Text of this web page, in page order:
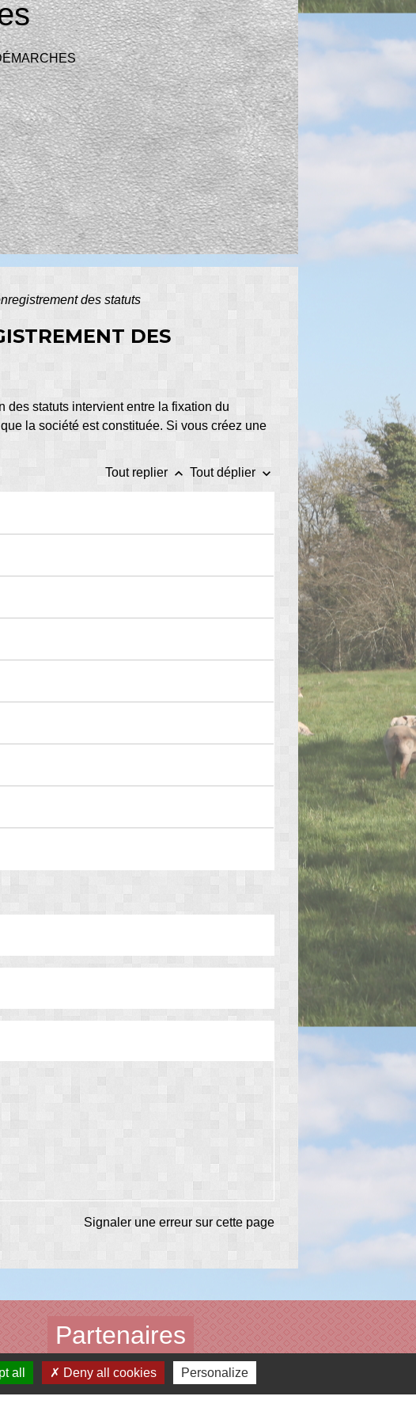
des statuts
DES
des statuts intervient entre la fixation du
la société est constituée. Si vous créez une
Tout replier keyboard_arrow_up Tout déplier keyboard_arrow_down
Signaler une erreur sur cette page
Partenaires
Communauté de communes
all Deny all cookies Personalize